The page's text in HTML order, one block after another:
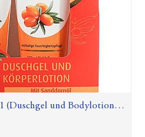
(Duschgel und Bodylotion,